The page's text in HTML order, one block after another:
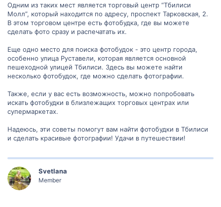
Одним из таких мест является торговый центр “Тбилиси
Молл”, который находится по адресу, проспект Тарковская, 2.
В этом торговом центре есть фотобудка, где вы можете
сделать фото сразу и распечатать их.
Еще одно место для поиска фотобудок - это центр города,
особенно улица Руставели, которая является основной
пешеходной улицей Тбилиси. Здесь вы можете найти
несколько фотобудок, где можно сделать фотографии.
Также, если у вас есть возможность, можно попробовать
искать фотобудки в близлежащих торговых центрах или
супермаркетах.
Надеюсь, эти советы помогут вам найти фотобудки в Тбилиси
и сделать красивые фотографии! Удачи в путешествии!
Svetlana
Member